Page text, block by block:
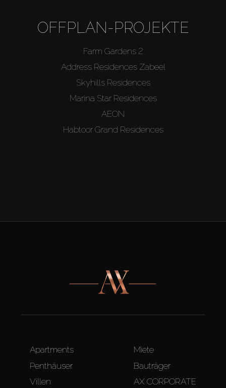
OFFPLAN-PROJEKTE
Farm Gardens 2
Address Residences Zabeel
Skyhills Residences
Marina Star Residences
AEON
Habtoor Grand Residences
Apartments
Penthäuser
Villen
Miete
Bauträger
AX CORPORATE